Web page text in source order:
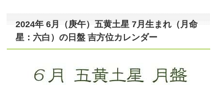
2024年 6月（庚午）五黄土星 7月生まれ（月命
星：六白）の日盤 吉方位カレンダー